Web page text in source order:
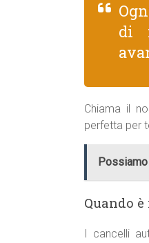
di
Chiama il
perfetta per
Quando
I cancelli